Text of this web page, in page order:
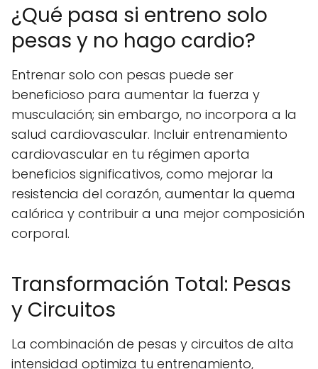
¿Qué pasa si entreno solo
pesas y no hago cardio?
Entrenar solo con pesas puede ser
beneficioso para aumentar la fuerza y
musculación; sin embargo, no incorpora a la
salud cardiovascular. Incluir entrenamiento
cardiovascular en tu régimen aporta
beneficios significativos, como mejorar la
resistencia del corazón, aumentar la quema
calórica y contribuir a una mejor composición
corporal.
Transformación Total: Pesas
y Circuitos
La combinación de pesas y circuitos de alta
intensidad optimiza tu entrenamiento,